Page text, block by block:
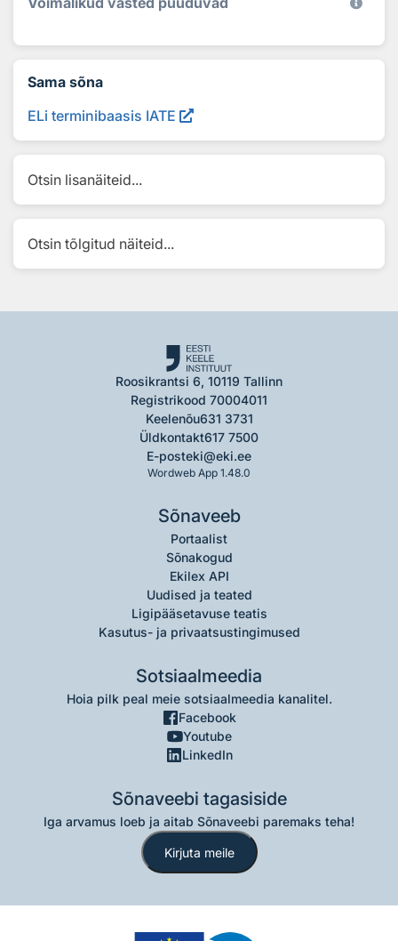
Sama sõna
ELi terminibaasis IATE
Otsin lisanäiteid...
Otsin tõlgitud näiteid...
Roosikrantsi 6, 10119 Tallinn
Registrikood 70004011
Keelenõu631 3731
Üldkontakt617 7500
E-posteki@eki.ee
Wordweb App 1.48.0
Sõnaveeb
Portaalist
Sõnakogud
Ekilex API
Uudised ja teated
Ligipääsetavuse teatis
Kasutus- ja privaatsustingimused
Sotsiaalmeedia
Hoia pilk peal meie sotsiaalmeedia kanalitel.
Facebook
Youtube
LinkedIn
Sõnaveebi tagasiside
Iga arvamus loeb ja aitab Sõnaveebi paremaks teha!
Kirjuta meile